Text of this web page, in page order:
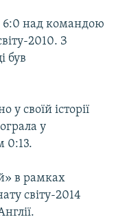
6:0 над командою
2010. З
був
своїй історії
у
0:13.
в рамках
світу-2014